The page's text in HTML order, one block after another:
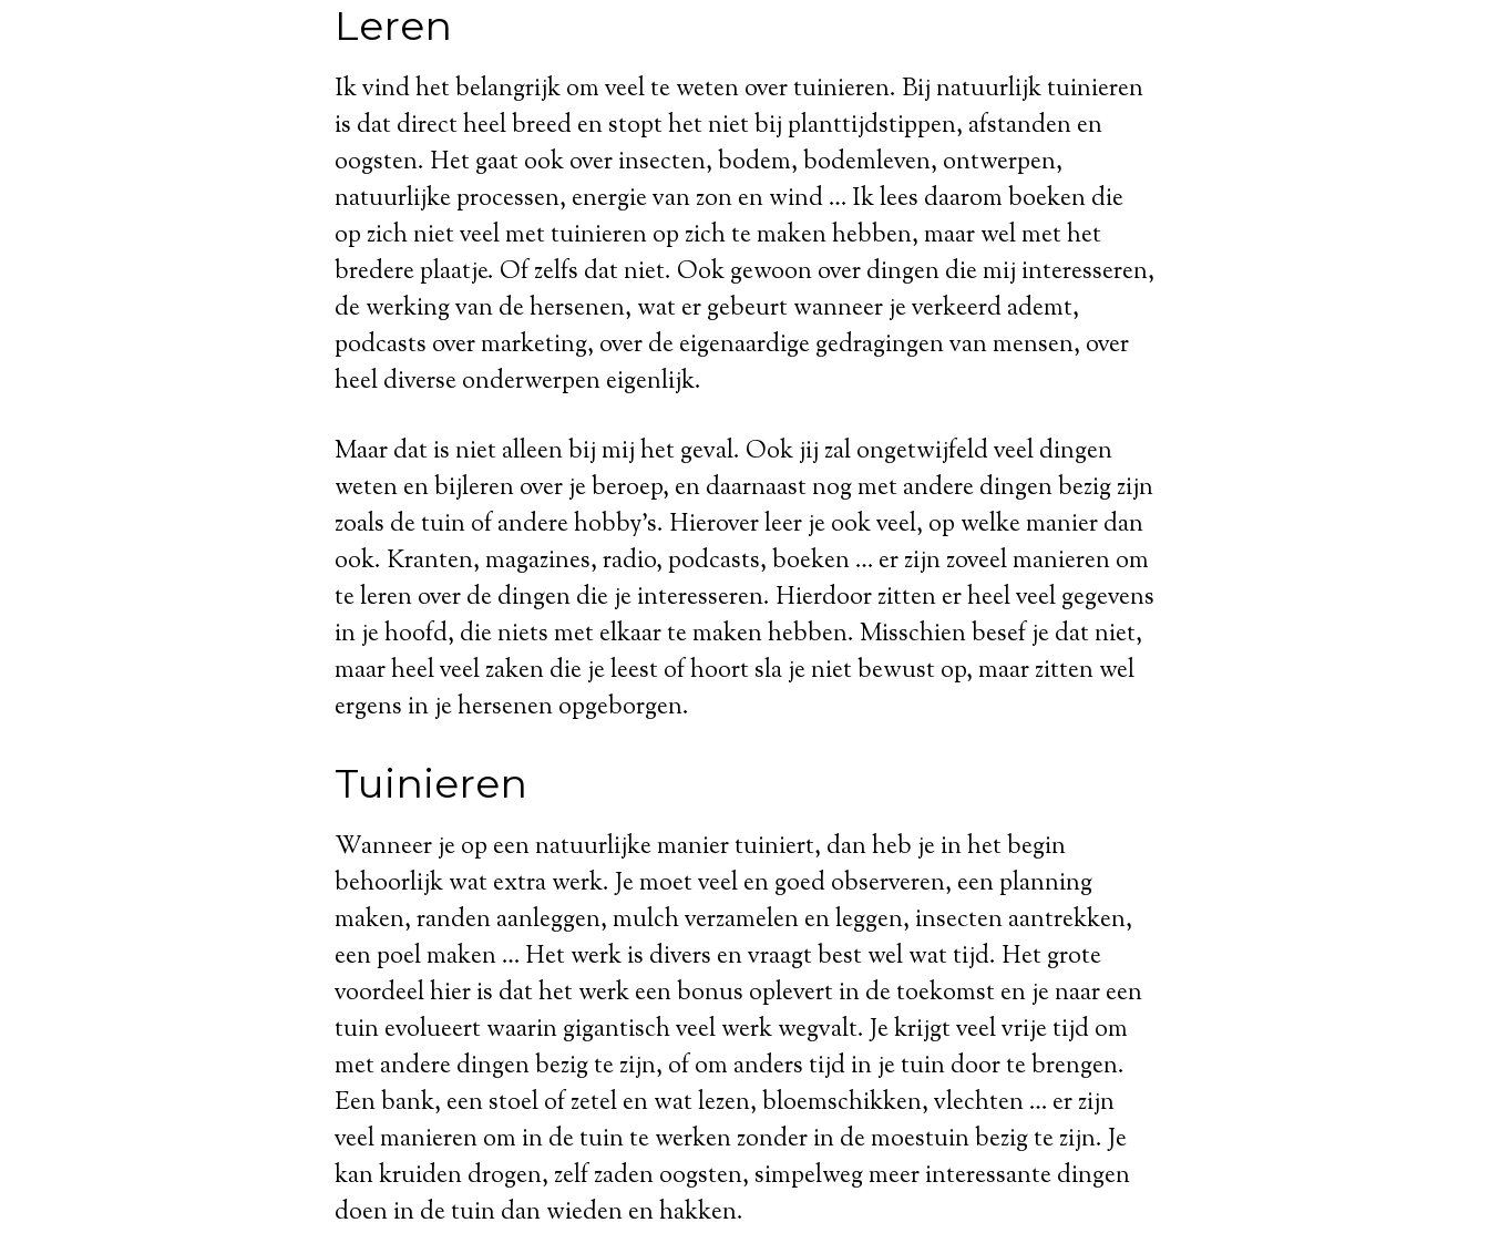
Leren
Ik vind het belangrijk om veel te weten over tuinieren. Bij natuurlijk tuinieren
is dat direct heel breed en stopt het niet bij planttijdstippen, afstanden en
oogsten. Het gaat ook over insecten, bodem, bodemleven, ontwerpen,
natuurlijke processen, energie van zon en wind … Ik lees daarom boeken die
op zich niet veel met tuinieren op zich te maken hebben, maar wel met het
bredere plaatje. Of zelfs dat niet. Ook gewoon over dingen die mij interesseren,
de werking van de hersenen, wat er gebeurt wanneer je verkeerd ademt,
podcasts over marketing, over de eigenaardige gedragingen van mensen, over
heel diverse onderwerpen eigenlijk.
Maar dat is niet alleen bij mij het geval. Ook jij zal ongetwijfeld veel dingen
weten en bijleren over je beroep, en daarnaast nog met andere dingen bezig zijn
zoals de tuin of andere hobby’s. Hierover leer je ook veel, op welke manier dan
ook. Kranten, magazines, radio, podcasts, boeken … er zijn zoveel manieren om
te leren over de dingen die je interesseren. Hierdoor zitten er heel veel gegevens
in je hoofd, die niets met elkaar te maken hebben. Misschien besef je dat niet,
maar heel veel zaken die je leest of hoort sla je niet bewust op, maar zitten wel
ergens in je hersenen opgeborgen.
Tuinieren
Wanneer je op een natuurlijke manier tuiniert, dan heb je in het begin
behoorlijk wat extra werk. Je moet veel en goed observeren, een planning
maken, randen aanleggen, mulch verzamelen en leggen, insecten aantrekken,
een poel maken … Het werk is divers en vraagt best wel wat tijd. Het grote
voordeel hier is dat het werk een bonus oplevert in de toekomst en je naar een
tuin evolueert waarin gigantisch veel werk wegvalt. Je krijgt veel vrije tijd om
met andere dingen bezig te zijn, of om anders tijd in je tuin door te brengen.
Een bank, een stoel of zetel en wat lezen, bloemschikken, vlechten … er zijn
veel manieren om in de tuin te werken zonder in de moestuin bezig te zijn. Je
kan kruiden drogen, zelf zaden oogsten, simpelweg meer interessante dingen
doen in de tuin dan wieden en hakken.